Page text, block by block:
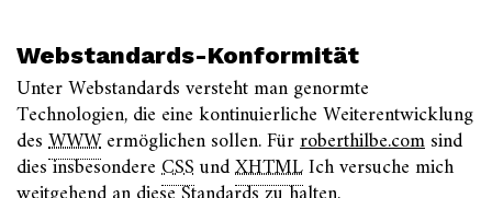
Webstandards-Konformität
Unter Webstandards versteht man genormte
Technologien, die eine kontinuierliche Weiterentwicklung
desWWWermöglichen sollen. Fürroberthilbe.comsind
dies insbesondereCSSundXHTMLIch versuche mich